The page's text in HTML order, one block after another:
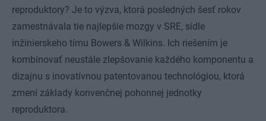
reproduktory? Je to výzva, ktorá posledných šesť rokov
zamestnávala tie najlepšie mozgy v SRE, sídle
inžinierskeho tímu Bowers & Wilkins. Ich riešením je
kombinovať neustále zlepšovanie každého komponentu a
dizajnu s inovatívnou patentovanou technológiou, ktorá
zmení základy konvenčnej pohonnej jednotky
reproduktora.